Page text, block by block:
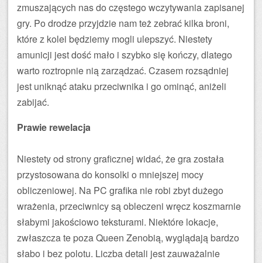
zmuszających nas do częstego wczytywania zapisanej
gry. Po drodze przyjdzie nam też zebrać kilka broni,
które z kolei będziemy mogli ulepszyć. Niestety
amunicji jest dość mało i szybko się kończy, dlatego
warto roztropnie nią zarządzać. Czasem rozsądniej
jest uniknąć ataku przeciwnika i go ominąć, aniżeli
zabijać.
Prawie rewelacja
Niestety od strony graficznej widać, że gra została
przystosowana do konsolki o mniejszej mocy
obliczeniowej. Na PC grafika nie robi zbyt dużego
wrażenia, przeciwnicy są obleczeni wręcz koszmarnie
słabymi jakościowo teksturami. Niektóre lokacje,
zwłaszcza te poza Queen Zenobią, wyglądają bardzo
słabo i bez polotu. Liczba detali jest zauważalnie